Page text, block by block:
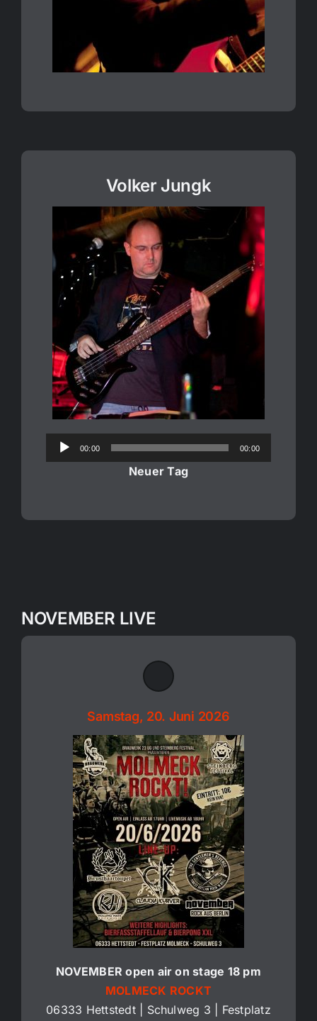
Volker Jungk
Audio-
Player
00:00 00:00
Neuer Tag
NOVEMBER LIVE
Samstag, 20. Juni 2026
NOVEMBER open air on stage 18 pm
MOLMECK ROCKT
06333 Hettstedt | Schulweg 3 | Festplatz